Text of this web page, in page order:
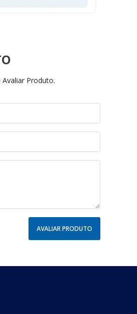
Produto.
AVALIAR PRODUTO